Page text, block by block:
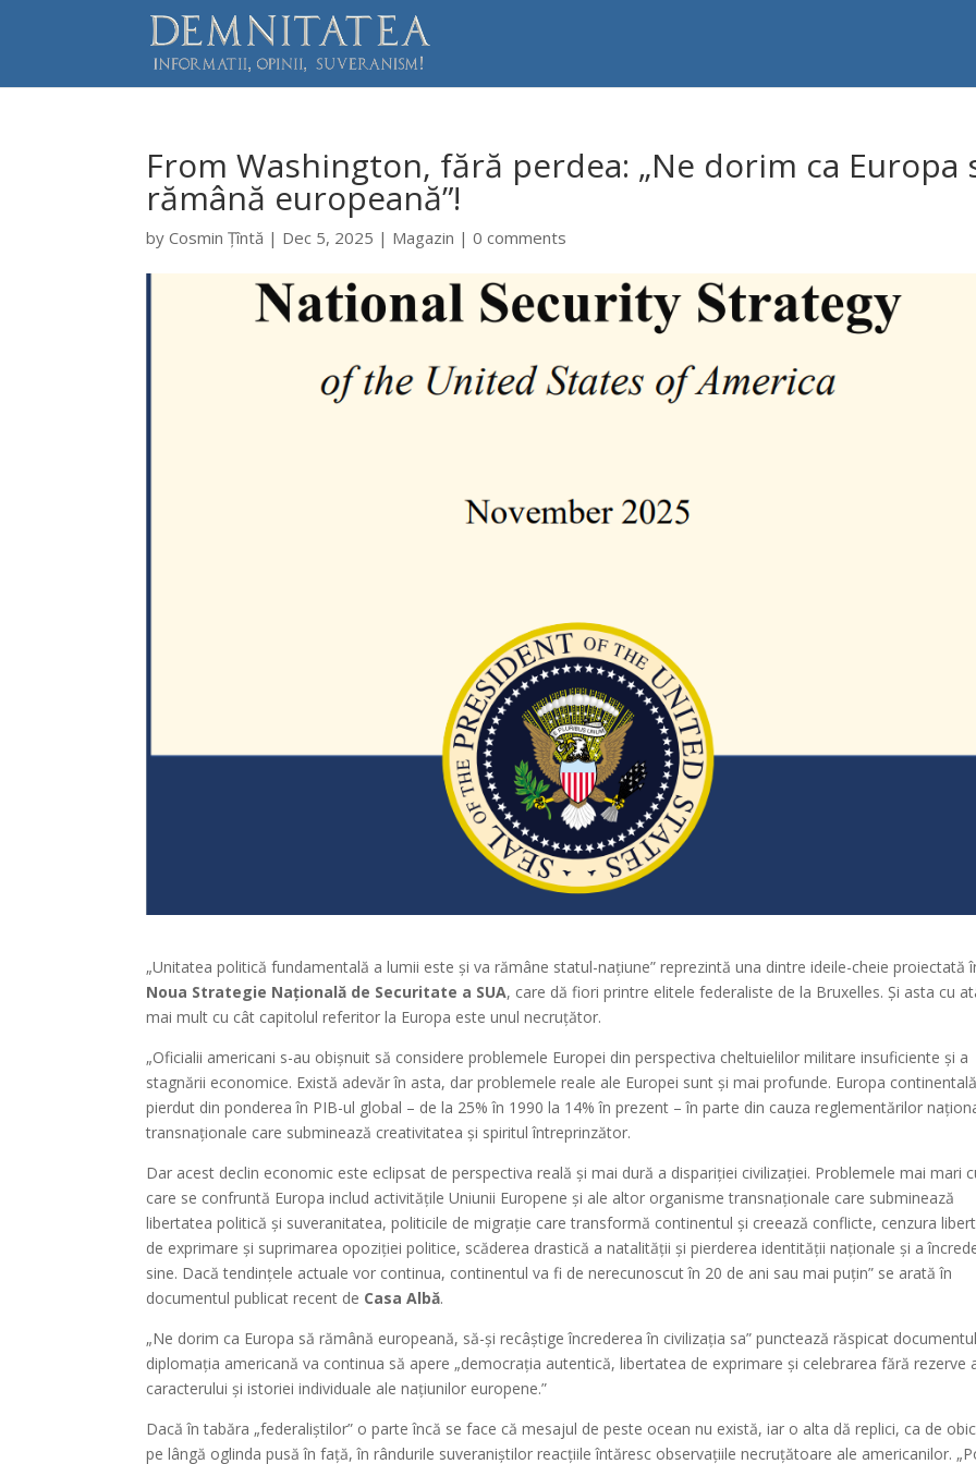
From Washington, fără perdea: „Ne dorim ca Europa
rămână europeană”!
byCosmin Țîntă | Dec 5, 2025 | Magazin |0 comments
„Unitatea politică fundamentală a lumii este și va rămâne statul-națiune” reprezintă una dintre ideile-cheie proiectată
Noua Strategie Națională de Securitate a SUA, care dă fiori printre elitele federaliste de la Bruxelles. Și asta cu
mai mult cu cât capitolul referitor la Europa este unul necruțător.
„Oficialii americani s-au obișnuit să considere problemele Europei din perspectiva cheltuielilor militare insuficiente și a
stagnării economice. Există adevăr în asta, dar problemele reale ale Europei sunt și mai profunde. Europa
pierdut din ponderea în PIB-ul global – de la 25% în 1990 la 14% în prezent – în parte din cauza reglementărilor
transnaționale care subminează creativitatea și spiritul întreprinzător.
Dar acest declin economic este eclipsat de perspectiva reală și mai dură a dispariției civilizației. Problemele mai mari
care se confruntă Europa includ activitățile Uniunii Europene și ale altor organisme transnaționale care subminează
libertatea politică și suveranitatea, politicile de migrație care transformă continentul și creează conflicte, cenzura
de exprimare și suprimarea opoziției politice, scăderea drastică a natalității și pierderea identității naționale și a
sine. Dacă tendințele actuale vor continua, continentul va fi de nerecunoscut în 20 de ani sau mai puțin” se arată în
documentul publicat recent de Casa Albă.
„Ne dorim ca Europa să rămână europeană, să-și recâștige încrederea în civilizația sa” punctează răspicat
diplomația americană va continua să apere „democrația autentică, libertatea de exprimare și celebrarea fără rezerve
caracterului și istoriei individuale ale națiunilor europene.”
Dacă în tabăra „federaliștilor” o parte încă se face că mesajul de peste ocean nu există, iar o alta dă replici, ca de
pe lângă oglinda pusă în față, în rândurile suveraniștilor reacțiile întăresc observațiile necruțătoare ale americanilor.